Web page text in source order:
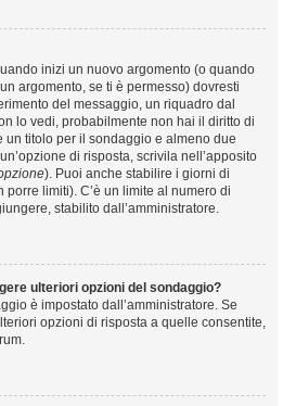
inizi un nuovo argomento (o quando
argomento, se ti è permesso) dovresti
del messaggio, un riquadro dal
lo vedi, probabilmente non hai il diritto di
un titolo per il sondaggio e almeno due
di risposta, scrivila nell’apposito
). Puoi anche stabilire i giorni di
limiti). C’è un limite al numero di
stabilito dall’amministratore.
ulteriori opzioni del sondaggio?
è impostato dall’amministratore. Se
opzioni di risposta a quelle consentite,